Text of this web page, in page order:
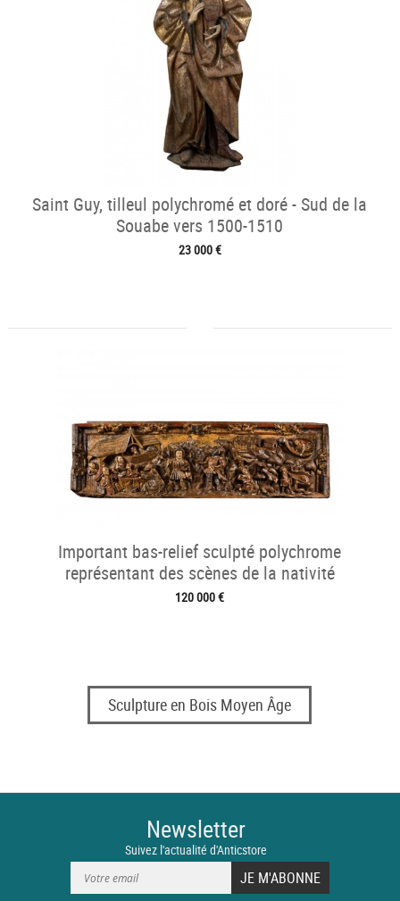
Saint Guy, tilleul polychromé et doré - Sud de la
Souabe vers 1500-1510
23 000 €
Important bas-relief sculpté polychrome
représentant des scènes de la nativité
120 000 €
Sculpture en Bois Moyen Âge
Newsletter
Suivez l'actualité d'Anticstore